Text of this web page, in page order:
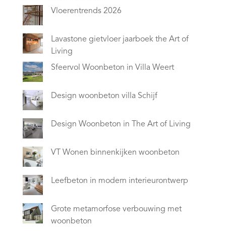
Vloerentrends 2026
Lavastone gietvloer jaarboek the Art of
Living
Sfeervol Woonbeton in Villa Weert
Design woonbeton villa Schijf
Design Woonbeton in The Art of Living
VT Wonen binnenkijken woonbeton
Leefbeton in modern interieurontwerp
Grote metamorfose verbouwing met
woonbeton